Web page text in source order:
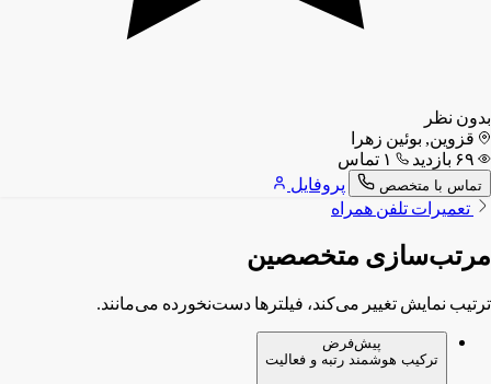
بدون نظر
قزوین, بوئین زهرا
تماس با متخصص
پروفایل
تعمیرات تلفن همراه
مرتب‌سازی متخصصین
ترتیب نمایش تغییر می‌کند، فیلترها دست‌نخورده می‌مانند.
پیش‌فرض
ترکیب هوشمند رتبه و فعالیت